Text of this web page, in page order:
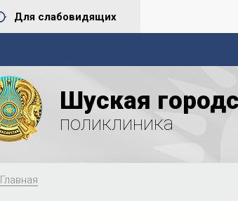
Для слабовидящих
Шуская
поликлиника
Главная